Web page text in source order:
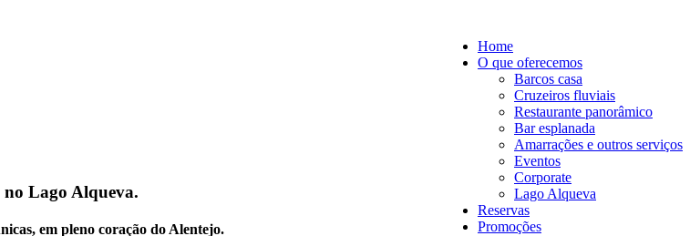
Home
O que oferecemos
Barcos casa
Cruzeiros fluviais
Restaurante panorâmico
Bar esplanada
Amarrações e outros serviços
Eventos
Corporate
Lago Alqueva
Reservas
Promoções
Lago Alqueva.
em pleno coração do Alentejo.